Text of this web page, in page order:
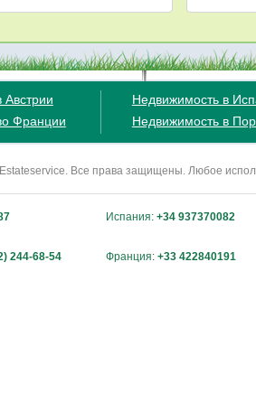
Австрии
Франции
Недвижимость в
Недвижимость в
Все права защищены. Любое
Испания: +34 937370082
244-68-54 Франция: +33 422840191